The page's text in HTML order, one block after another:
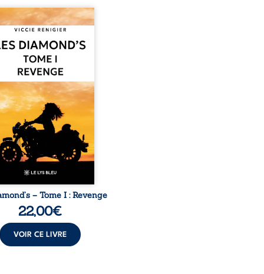
est à la tête des
un clan de motards
réputé et respecté que
dans tout le pays. Rien
prédestinait à cette vie,
les épreuves ont forgé
dure, inaccessible
à ne jamais dévoiler
jusqu’à ce que
Juan croise sa
Chef d’une famille de
Juan porte lui aussi le
poids ...
– Tome I : Revenge
22,00€
VOIR CE LIVRE